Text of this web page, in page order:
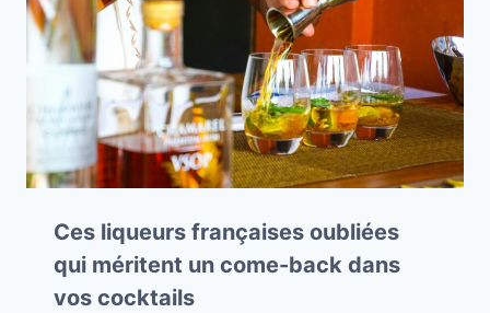
Ces liqueurs françaises oubliées
qui méritent un come-back dans
vos cocktails